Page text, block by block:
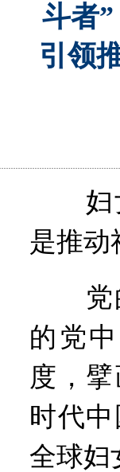
斗者
引领
妇女
是推动
党的
的党
度，
时代
全球妇